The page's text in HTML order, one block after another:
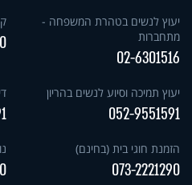
יעוץ לנשים בטהרת המשפחה -
מתחברות
02-6301516
יעוץ תמיכה וסיוע לנשים בהריון
052-9551591
הזמנת חוגי בית (בחינם)
073-2221290